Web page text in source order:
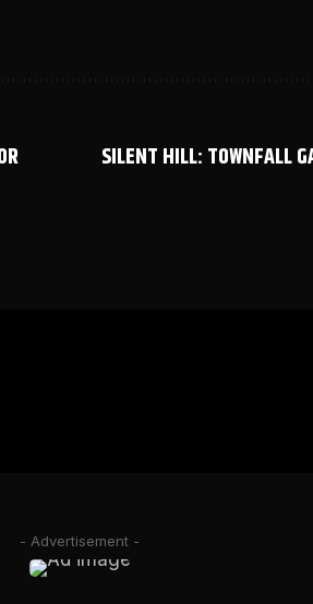
SILENT HILL: TOWNFALL
- Advertisement -